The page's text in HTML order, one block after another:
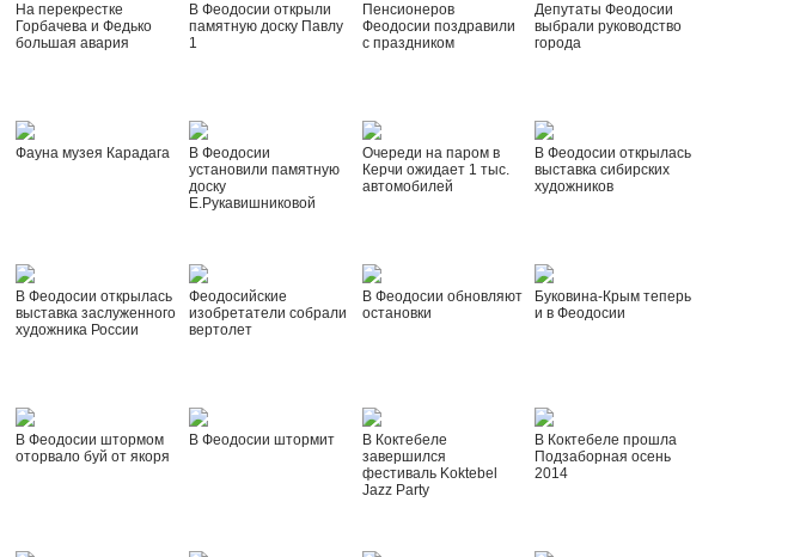
На перекрестке
Горбачева и Федько
большая авария
В Феодосии открыли
памятную доску Павлу
1
Пенсионеров
Феодосии поздравили
с праздником
Депутаты Феодосии
выбрали руководство
города
Фауна музея Карадага
В Феодосии
установили памятную
доску
Е.Рукавишниковой
Очереди на паром в
Керчи ожидает 1 тыс.
автомобилей
В Феодосии открылась
выставка сибирских
художников
В Феодосии открылась
выставка заслуженного
художника России
Феодосийские
изобретатели собрали
вертолет
В Феодосии обновляют
остановки
Буковина-Крым теперь
и в Феодосии
В Феодосии штормом
оторвало буй от якоря
В Феодосии штормит
В Коктебеле
завершился
фестиваль Koktebel
Jazz Party
В Коктебеле прошла
Подзаборная осень
2014